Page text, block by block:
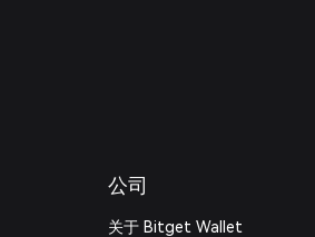
公司
关于 Bitget Wallet